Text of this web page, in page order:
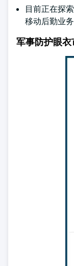
目前正在探
移动后勤业
军事防护眼